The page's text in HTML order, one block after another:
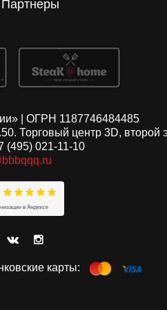
| ОГРН 1187746484485
Торговый центр 3D, второй
(495) 021-11-10
карты: